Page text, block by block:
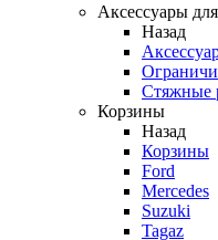
Аксессуары
Назад
Стяжные
Корзины
Назад
Корзины
Ford
Mercedes
Suzuki
Tagaz